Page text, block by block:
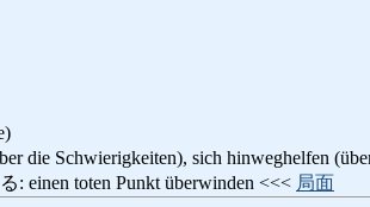
die Schwierigkeiten), sich hinweghelfen
einen toten Punkt überwinden <<< 局面